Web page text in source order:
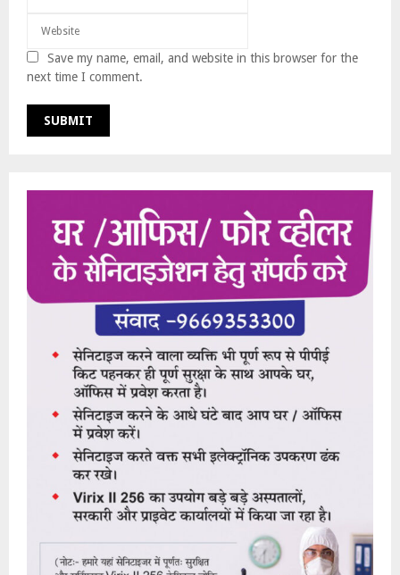
Save my name, email, and website in this browser for the
next time I comment.